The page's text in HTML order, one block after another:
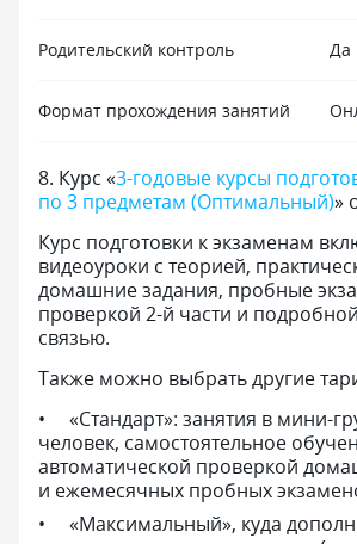
Родительский контроль Да
Формат прохождения занятий
8. Курс «3-годовые курсы
по 3 предметам (Оптимальный)»
Курс подготовки к экзаменам
видеоуроки с теорией,
домашние задания, пробные
проверкой 2-й части и
связью.
Также можно выбрать другие
«Стандарт»: занятия в мини-
человек, самостоятельное
автоматической проверкой
и ежемесячных пробных
«Максимальный», куда